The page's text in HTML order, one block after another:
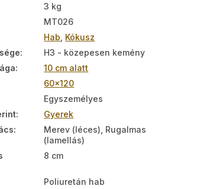
3 kg
MT026
Hab Kókusz
:
H3 - közepesen kemény
:
10 cm alatt
60x120
Egyszemélyes
:
Gyerek
:
Merev (léces), Rugalmas
(lamellás)
8 cm
Poliuretán hab